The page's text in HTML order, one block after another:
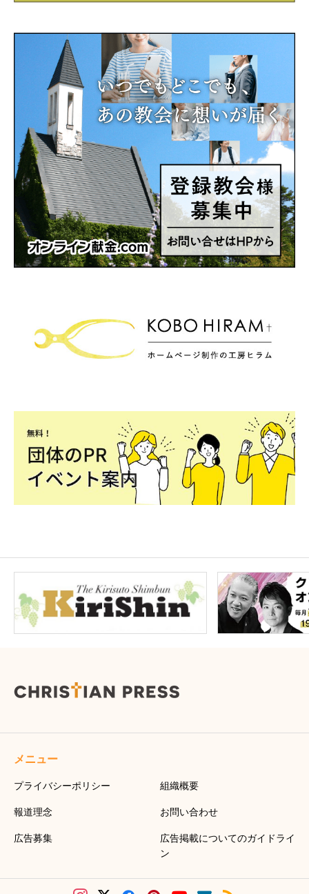
メニュー
プライバシーポリシー 組織概要
報道理念 お問い合わせ
広告募集
広告掲載についてのガイドライ
ン